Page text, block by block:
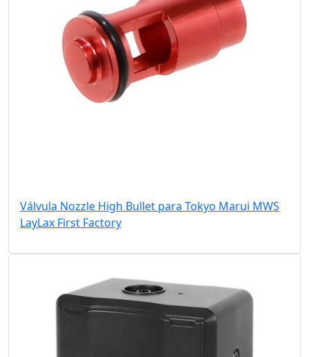
Válvula Nozzle High Bullet para Tokyo Marui MWS
LayLax First Factory